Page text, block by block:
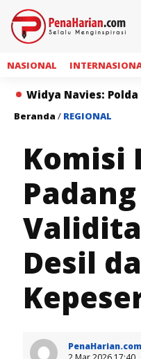
NASIONAL
Navies: Polda Sumbar
Beranda / REGIONAL
Komisi
Desil
PenaHarian.com